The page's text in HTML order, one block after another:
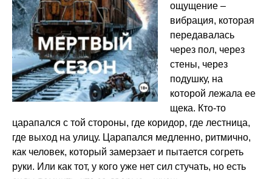
ощущение –
вибрация, которая
передавалась
через пол, через
стены, через
подушку, на
которой лежала ее
щека. Кто-то
царапался с той стороны, где коридор, где лестница,
где выход на улицу. Царапался медленно, ритмично,
как человек, который замерзает и пытается согреть
руки. Или как тот, у кого уже нет сил стучать, но есть